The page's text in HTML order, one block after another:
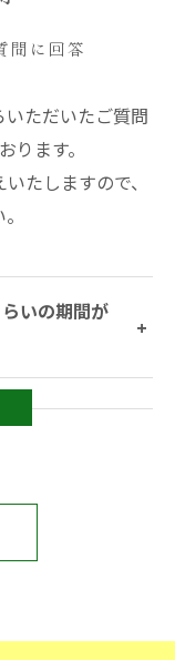
問に回答
ただいたご質問
ります。
たしますので、
いの期間が